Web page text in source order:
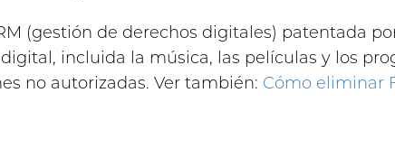
(gestión de derechos digitales) patentada
incluida la música, las películas y los
no autorizadas. Ver también: Cómo eliminar